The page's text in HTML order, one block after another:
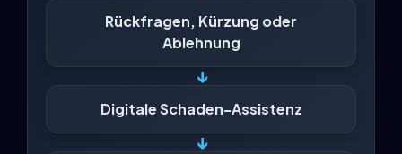
Rückfragen, Kürzung oder
Ablehnung
↓
Digitale Schaden-Assistenz
↓